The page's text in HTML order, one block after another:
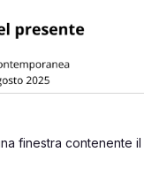
finestra contenente